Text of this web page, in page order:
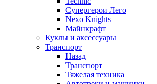
Супергерои Лего
Nexo Knights
Майнкрафт
Куклы и аксессуары
Транспорт
Назад
Транспорт
Тяжелая техника